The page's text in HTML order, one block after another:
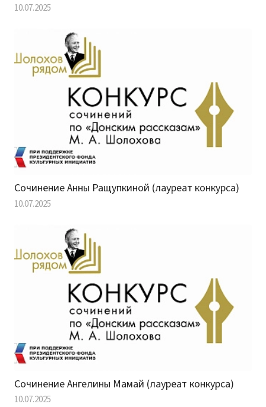
10.07.2025
Сочинение Анны Ращупкиной (лауреат конкурса)
10.07.2025
Сочинение Ангелины Мамай (лауреат конкурса)
10.07.2025